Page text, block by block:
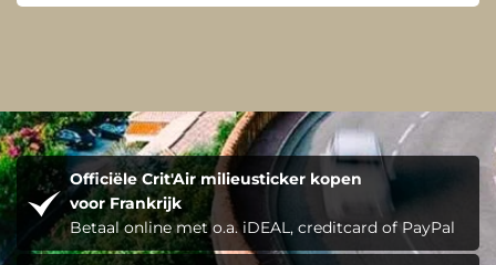
Officiële Crit'Air milieusticker kopen
voor Frankrijk
Betaal online met o.a. iDEAL, creditcard of PayPal